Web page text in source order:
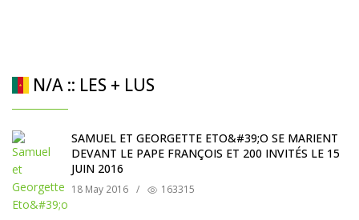
N/A :: LES + LUS
SAMUEL ET GEORGETTE ETO&#39;O SE MARIENT
DEVANT LE PAPE FRANÇOIS ET 200 INVITÉS LE 15
JUIN 2016
18 May 2016 / 163315